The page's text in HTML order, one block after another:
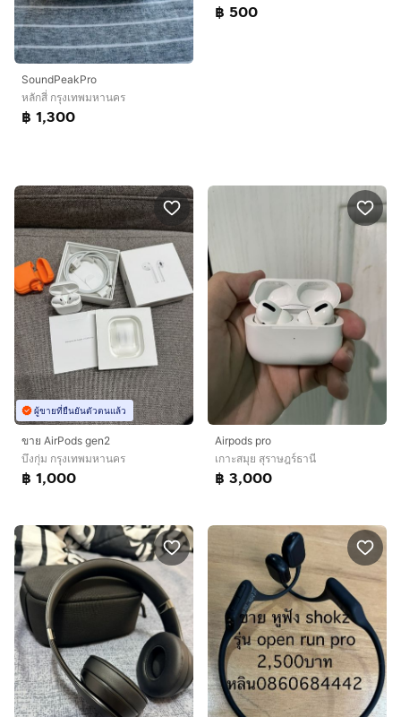
SoundPeakPro
หลักสี่ กรุงเทพมหานคร
฿ 1,300
฿ 500
ผู้ขายที่ยืนยันตัวตนแล้ว
ขาย AirPods gen2
บึงกุ่ม กรุงเทพมหานคร
฿ 1,000
Airpods pro
เกาะสมุย สุราษฎร์ธานี
฿ 3,000